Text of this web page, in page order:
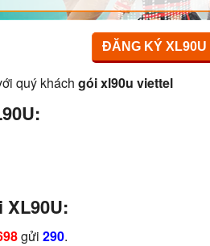
ĐĂNG KÝ XL90U
quý khách gói xl90u viettel
gửi 290.